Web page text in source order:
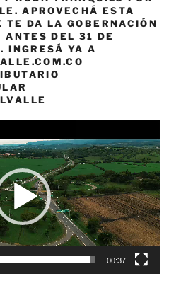
APROVECHÁ ESTA
TE DA LA GOBERNACIÓN
ANTES DEL 31 DE
INGRESÁ YA A
00:37